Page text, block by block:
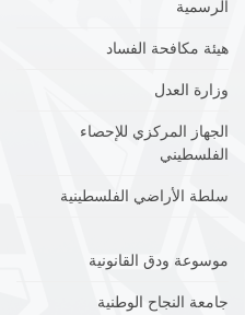
الرسمية
هيئة مكافحة الفساد
وزارة العدل
الجهاز المركزي للإحصاء
الفلسطيني
سلطة الأراضي الفلسطينية
موسوعة ودق القانونية
جامعة النجاح الوطنية